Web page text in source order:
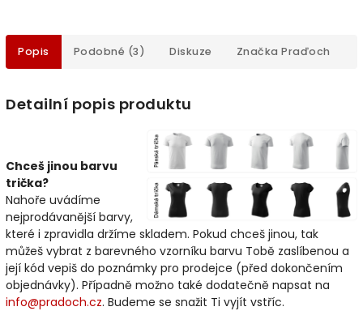
Popis Podobné (3) Diskuze Značka Praďoch
Detailní popis produktu
Chceš jinou barvu
trička?
Nahoře uvádíme
nejprodávanější barvy,
které i zpravidla držíme skladem. Pokud chceš jinou, tak
můžeš vybrat z barevného vzorníku barvu Tobě zaslíbenou a
její kód vepiš do poznámky pro prodejce (před dokončením
objednávky). Případně možno také dodatečně napsat na
info@pradoch.cz. Budeme se snažit Ti vyjít vstříc.